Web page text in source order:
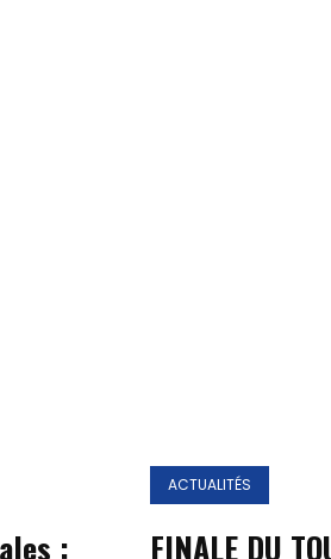
A
Propos
:
ACTUALITÉS
FINALE DU